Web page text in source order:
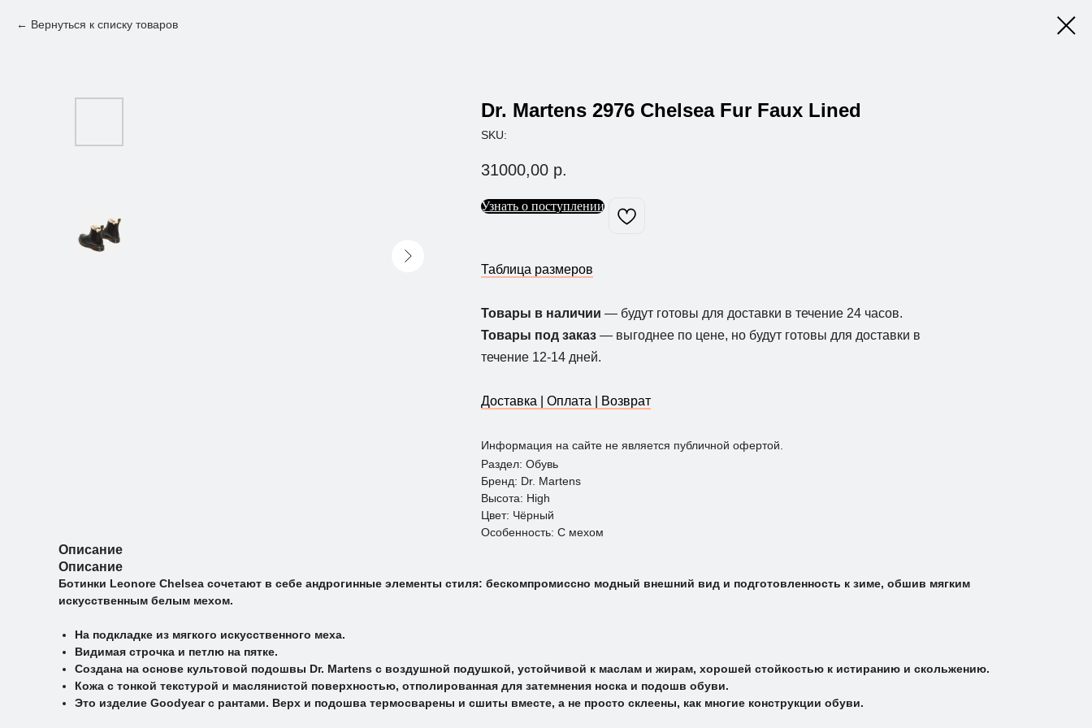
Вернуться к списку товаров
Dr. Martens 2976 Chelsea Fur Faux Lined
SKU:
31000,00 р.
Узнать о поступлении
Таблица размеров
Товары в наличии — будут готовы для доставки в течение 24 часов.
Товары под заказ — выгоднее по цене, но будут готовы для доставки в
течение 12-14 дней.
Доставка | Оплата | Возврат
Информация на сайте не является публичной офертой.
Раздел: Обувь
Бренд: Dr. Martens
Высота: Нigh
Цвет: Чёрный
Особенность: С мехом
Описание
Описание
Ботинки Leonore Chelsea сочетают в себе андрогинные элементы стиля: бескомпромиссно модный внешний вид и подготовленность к зиме, обшив мягким
искусственным белым мехом.
На подкладке из мягкого искусственного меха.
Видимая строчка и петлю на пятке.
Создана на основе культовой подошвы Dr. Martens с воздушной подушкой, устойчивой к маслам и жирам, хорошей стойкостью к истиранию и скольжению.
Кожа с тонкой текстурой и маслянистой поверхностью, отполированная для затемнения носка и подошв обуви.
Это изделие Goodyear с рантами. Верх и подошва термосварены и сшиты вместе, а не просто склеены, как многие конструкции обуви.